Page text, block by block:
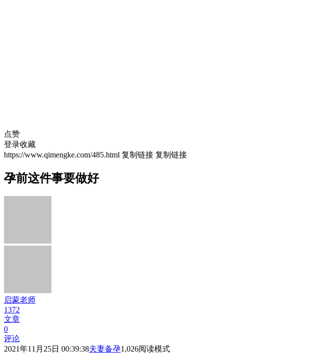
点赞
登录收藏
https://www.qimengke.com/485.html 复制链接 复制链接
孕前这件事要做好
启蒙老师
1372
文章
0
评论
2021年11月25日 00:39:38夫妻备孕1,026阅读模式